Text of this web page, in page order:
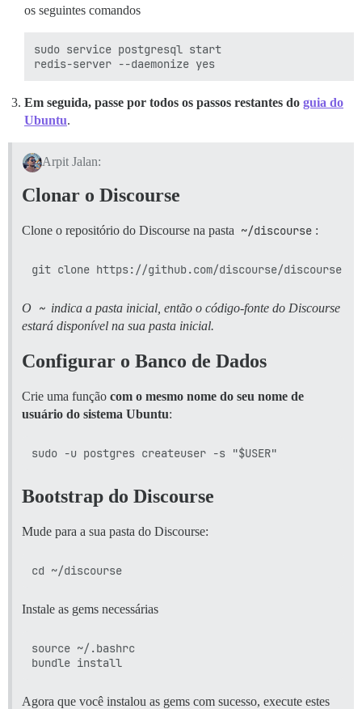
os seguintes comandos
sudo service postgresql start
Em seguida, passe por todos os passos restantes do guia do
Ubuntu.
Arpit Jalan:
Clonar o Discourse
Clone o repositório do Discourse na pasta ~/discourse :
O ~ indica a pasta inicial, então o código-fonte do Discourse
estará disponível na sua pasta inicial.
Configurar o Banco de Dados
Crie uma função com o mesmo nome do seu nome de
usuário do sistema Ubuntu:
Bootstrap do Discourse
Mude para a sua pasta do Discourse:
Instale as gems necessárias
source ~/.bashrc
Agora que você instalou as gems com sucesso, execute estes